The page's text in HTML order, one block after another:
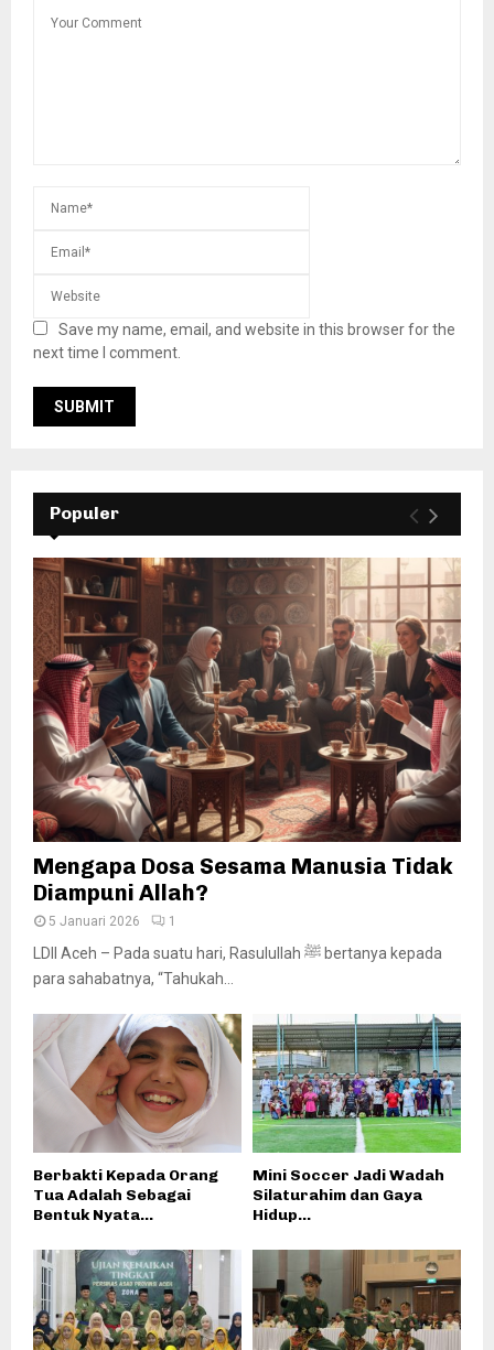
Save my name, email, and website in this browser for the
next time I comment.
Populer
Mengapa Dosa Sesama Manusia Tidak
Diampuni Allah?
5 Januari 2026 1
LDII Aceh – Pada suatu hari, Rasulullah ﷺ bertanya kepada
para sahabatnya, “Tahukah...
Berbakti Kepada Orang
Tua Adalah Sebagai
Bentuk Nyata...
Mini Soccer Jadi Wadah
Silaturahim dan Gaya
Hidup...